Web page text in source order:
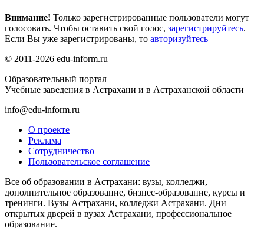
Внимание! Только зарегистрированные пользователи могут
голосовать. Чтобы оставить свой голос, зарегистрируйтесь.
Если Вы уже зарегистрированы, то авторизуйтесь
© 2011-2026 edu-inform.ru
Образовательный портал
Учебные заведения в Астрахани и в Астраханской области
info@edu-inform.ru
О проекте
Реклама
Сотрудничество
Пользовательское соглашение
Все об образовании в Астрахани: вузы, колледжи,
дополнительное образование, бизнес-образование, курсы и
тренинги. Вузы Астрахани, колледжи Астрахани. Дни
открытых дверей в вузах Астрахани, профессиональное
образование.